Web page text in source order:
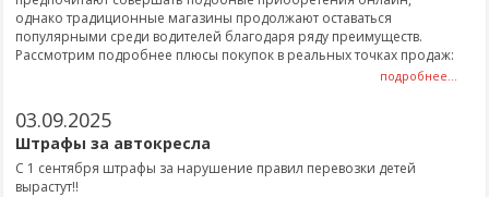
однако традиционные магазины продолжают оставаться
популярными среди водителей благодаря ряду преимуществ.
Рассмотрим подробнее плюсы покупок в реальных точках продаж:
подробнее...
03.09.2025
Штрафы за автокресла
С 1 сентября штрафы за нарушение правил перевозки детей
вырастут!!